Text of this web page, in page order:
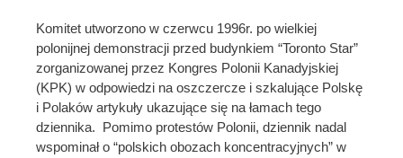
Komitet utworzono w czerwcu 1996r. po wielkiej
polonijnej demonstracji przed budynkiem “Toronto Star”
zorganizowanej przez Kongres Polonii Kanadyjskiej
(KPK) w odpowiedzi na oszczercze i szkalujące Polskę
i Polaków artykuły ukazujące się na łamach tego
dziennika. Pomimo protestów Polonii, dziennik nadal
wspominał o “polskich obozach koncentracyjnych” w